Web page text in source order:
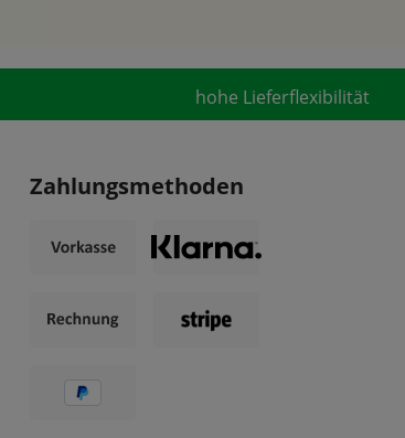
hohe Lieferflexibilität
Zahlungsmethoden